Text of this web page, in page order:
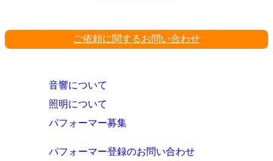
ご依頼に関するお問い合わせ
音響について
照明について
パフォーマー募集
パフォーマー登録のお問い合わせ